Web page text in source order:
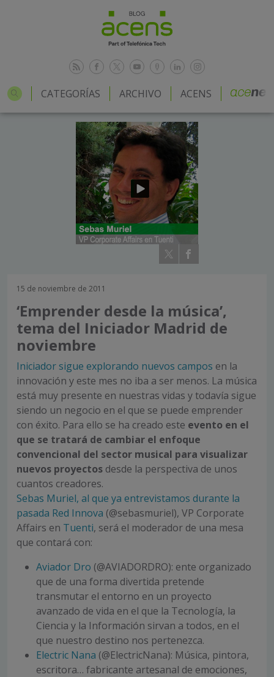
CATEGORÍAS ARCHIVO ACENS
15 de noviembre de 2011
‘Emprender desde la música’,
tema del Iniciador Madrid de
noviembre
Iniciador sigue explorando nuevos campos en la
innovación y este mes no iba a ser menos. La música
está muy presente en nuestras vidas y todavía sigue
siendo un negocio en el que se puede emprender
con éxito. Para ello se ha creado este evento en el
que se tratará de cambiar el enfoque
convencional del sector musical para visualizar
nuevos proyectos desde la perspectiva de unos
cuantos creadores.
Sebas Muriel, al que ya entrevistamos durante la
pasada Red Innova (@sebasmuriel), VP Corporate
Affairs en Tuenti, será el moderador de una mesa
que contará con:
Aviador Dro (@AVIADORDRO): ente organizado
que de una forma divertida pretende
transmutar el entorno en un proyecto
avanzado de vida en el que la Tecnología, la
Ciencia y la Información sirvan a todos, en el
que nuestro destino nos pertenezca.
Electric Nana (@ElectricNana): Música, pintora,
escritora… fabricante artesanal de emociones,